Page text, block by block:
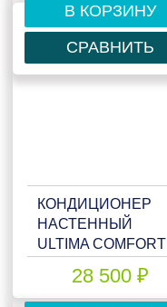
В КОРЗИНУ
СРАВНИТЬ
КОНДИЦИОНЕР
НАСТЕННЫЙ
ULTIMA COMFORT
28 500 ₽